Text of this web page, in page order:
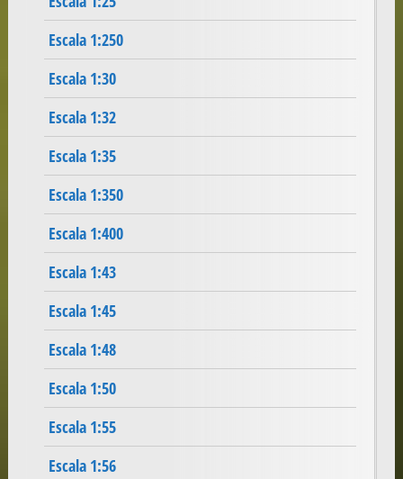
Escala 1:250
Escala 1:30
Escala 1:32
Escala 1:35
Escala 1:350
Escala 1:400
Escala 1:43
Escala 1:45
Escala 1:48
Escala 1:50
Escala 1:55
Escala 1:56